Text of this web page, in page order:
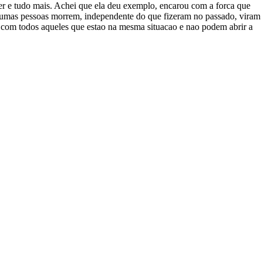
e tudo mais. Achei que ela deu exemplo, encarou com a forca que
pessoas morrem, independente do que fizeram no passado, viram
todos aqueles que estao na mesma situacao e nao podem abrir a